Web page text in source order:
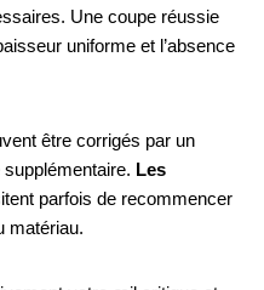
Une coupe réussie
uniforme et l’absence
être corrigés par un
Les
parfois de recommencer
matériau.